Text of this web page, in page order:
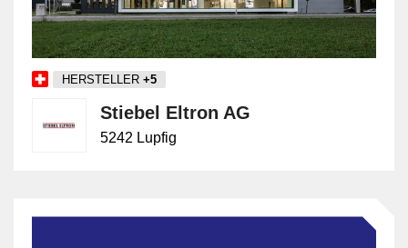
HERSTELLER +5
Stiebel Eltron AG
5242 Lupfig